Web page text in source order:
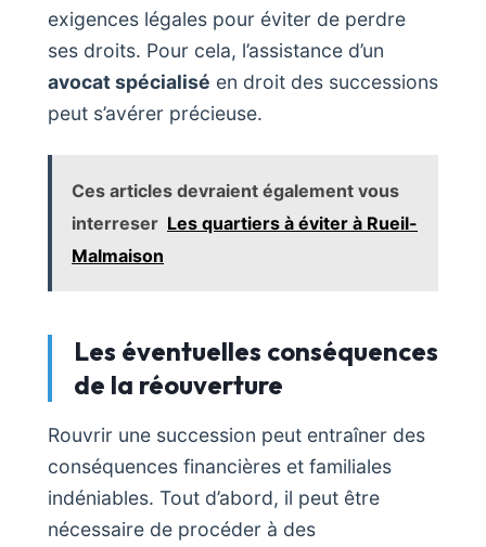
exigences légales pour éviter de perdre
ses droits. Pour cela, l’assistance d’un
avocat spécialisé en droit des successions
peut s’avérer précieuse.
Ces articles devraient également vous
interreser Les quartiers à éviter à Rueil-
Malmaison
Les éventuelles conséquences
de la réouverture
Rouvrir une succession peut entraîner des
conséquences financières et familiales
indéniables. Tout d’abord, il peut être
nécessaire de procéder à des